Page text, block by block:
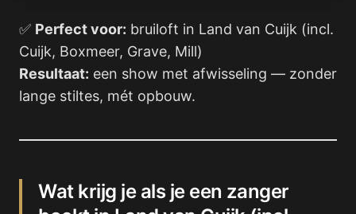
✅ Perfect voor: bruiloft in Land van Cuijk (incl.
Cuijk, Boxmeer, Grave, Mill)
Resultaat: een show met afwisseling — zonder
lange stiltes, mét opbouw.
Wat krijg je als je een zanger